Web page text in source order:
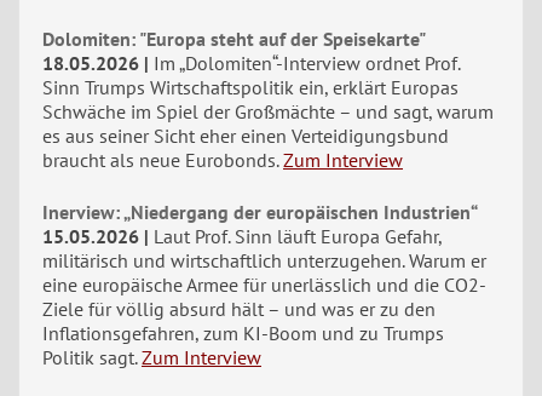
Dolomiten: "Europa steht auf der Speisekarte"
18.05.2026
Im „Dolomiten“-Interview ordnet Prof.
Sinn Trumps Wirtschaftspolitik ein, erklärt Europas
Schwäche im Spiel der Großmächte – und sagt, warum
es aus seiner Sicht eher einen Verteidigungsbund
braucht als neue Eurobonds. Zum Interview
Inerview: „Niedergang der europäischen Industrien“
15.05.2026
Laut Prof. Sinn läuft Europa Gefahr,
militärisch und wirtschaftlich unterzugehen. Warum er
eine europäische Armee für unerlässlich und die CO2-
Ziele für völlig absurd hält – und was er zu den
Inflationsgefahren, zum KI-Boom und zu Trumps
Politik sagt. Zum Interview